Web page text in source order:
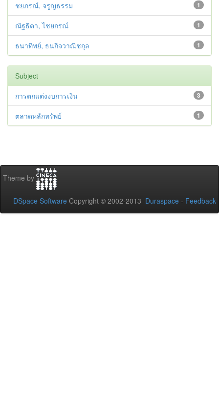
1
ชยภรณ์, จรูญธรรม
1
ณัฐธิตา, ไชยกรณ์
1
ธนาทิพย์, ธนกิจวาณิชกุล
Subject
3
การตกแต่งงบการเงิน
1
ตลาดหลักทรัพย์
Theme by
DSpace Software Copyright © 2002-2013 Duraspace - Feedback